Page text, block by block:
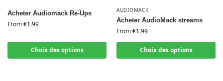
Acheter Audiomack Re-Ups
From€1.99
Choix des options
AUDIOMACK
Acheter AudioMack streams
From€1.99
Choix des options